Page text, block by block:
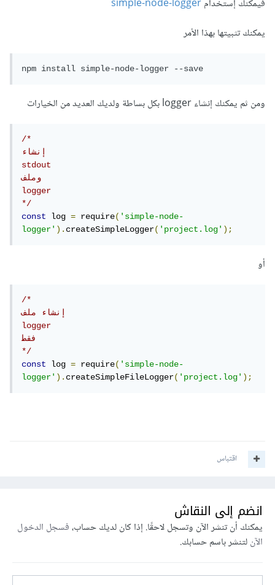
فيمكنك إستخدامsimple-node-logger
يمكنك تثبيتها بهذا الأمر
npm install simple-node-logger --save
ومن ثم يمكنك إنشاء logger بكل بساطة ولديك العديد من الخيارات
/*
إنشاء
stdout
وملف
logger
*/
const
log = require('simple-node-
logger').createSimpleLogger('project.log');
أو
/*
إنشاء ملف
logger
فقط
*/
const
log = require('simple-node-
logger').createSimpleFileLogger('project.log');
اقتباس
انضم إلى النقاش
يمكنك أن تنشر الآن وتسجل لاحقًا. إذا كان لديك حساب،فسجل الدخول
الآنلتنشر باسم حسابك.